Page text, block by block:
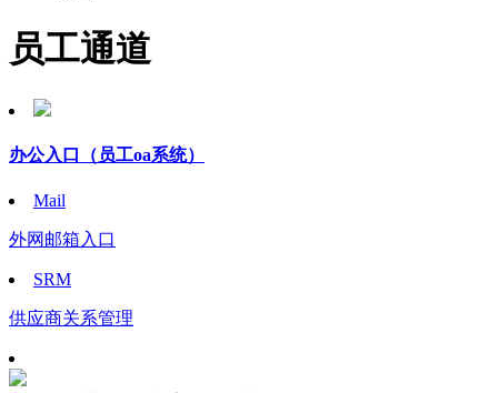
员工通道
办公入口 （员工oa系统）
Mail
外网邮箱入口
SRM
供应商关系管理